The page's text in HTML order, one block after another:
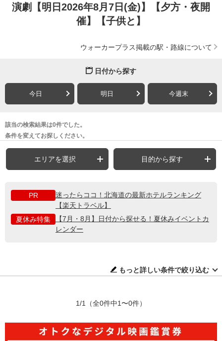
演劇【明日2026年8月7日(金)】【夕方・夜開
催】【子供と】
ウォーカープラス掲載の駅・路線について
日付から探す
今日 明日 今週末
該当の検索結果は0件でした。
条件を変えてお探しください。
エリアを選択 目的から探す
PR
迷ったらココ！北海道の最新ホテルランキング
【楽天トラベル】
夏休み特集
【7月・8月】日付から探せる！夏休みイベントカ
レンダー
もっと詳しい条件で絞り込む
1/1 （全0件中1〜0件）